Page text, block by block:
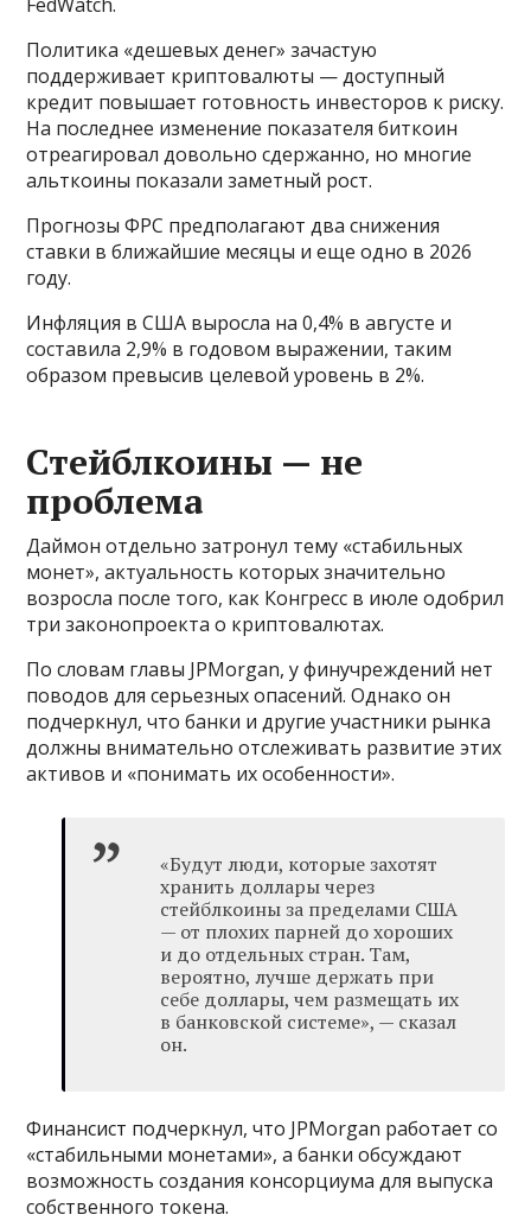
Политика «дешевых денег» зачастую
поддерживает криптовалюты — доступный
кредит повышает готовность инвесторов к риску.
На последнее изменение показателя биткоин
отреагировал довольно сдержанно, но многие
альткоины показали заметный рост.
Прогнозы ФРС предполагают два снижения
ставки в ближайшие месяцы и еще одно в 2026
году.
Инфляция в США выросла на 0,4% в августе и
составила 2,9% в годовом выражении, таким
образом превысив целевой уровень в 2%.
Стейблкоины — не
проблема
Даймон отдельно затронул тему «стабильных
монет», актуальность которых значительно
возросла после того, как Конгресс в июле одобрил
три законопроекта о криптовалютах.
По словам главы JPMorgan, у финучреждений нет
поводов для серьезных опасений. Однако он
подчеркнул, что банки и другие участники рынка
должны внимательно отслеживать развитие этих
активов и «понимать их особенности».
«Будут люди, которые захотят
хранить доллары через
стейблкоины за пределами США
— от плохих парней до хороших
и до отдельных стран. Там,
вероятно, лучше держать при
себе доллары, чем размещать их
в банковской системе», — сказал
он.
Финансист подчеркнул, что JPMorgan работает со
«стабильными монетами», а банки обсуждают
возможность создания консорциума для выпуска
собственного токена.